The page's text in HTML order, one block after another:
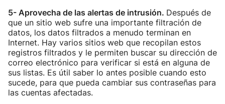
5- Aprovecha de las alertas de intrusión. Después de
que un sitio web sufre una importante filtración de
datos, los datos filtrados a menudo terminan en
Internet. Hay varios sitios web que recopilan estos
registros filtrados y le permiten buscar su dirección de
correo electrónico para verificar si está en alguna de
sus listas. Es útil saber lo antes posible cuando esto
sucede, para que pueda cambiar sus contraseñas para
las cuentas afectadas.